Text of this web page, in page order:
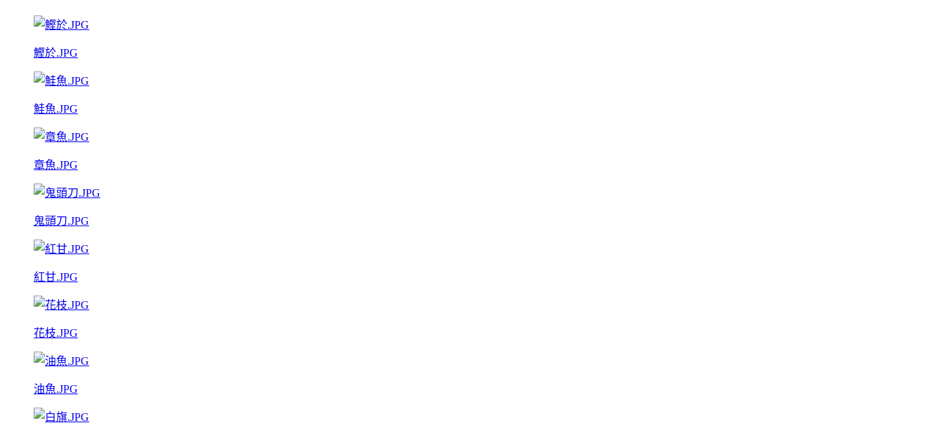
鰹於.JPG
鮭魚.JPG
章魚.JPG
鬼頭刀.JPG
紅甘.JPG
花枝.JPG
油魚.JPG